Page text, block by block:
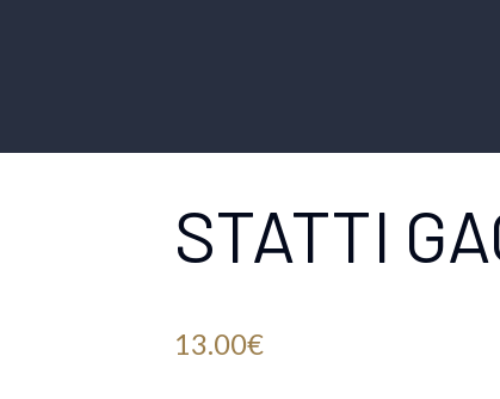
STATTI
13.00€